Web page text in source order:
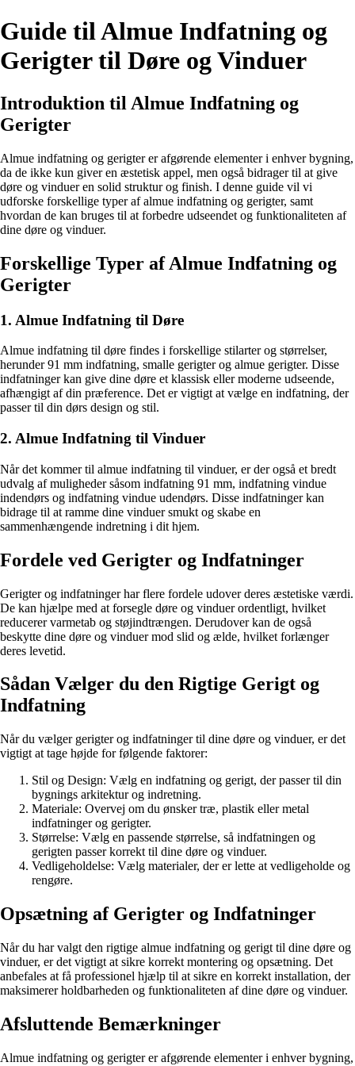
Guide til Almue Indfatning og
Gerigter til Døre og Vinduer
Introduktion til Almue Indfatning og
Gerigter
Almue indfatning og gerigter er afgørende elementer i enhver bygning,
da de ikke kun giver en æstetisk appel, men også bidrager til at give
døre og vinduer en solid struktur og finish. I denne guide vil vi
udforske forskellige typer af almue indfatning og gerigter, samt
hvordan de kan bruges til at forbedre udseendet og funktionaliteten af
dine døre og vinduer.
Forskellige Typer af Almue Indfatning og
Gerigter
1. Almue Indfatning til Døre
Almue indfatning til døre findes i forskellige stilarter og størrelser,
herunder 91 mm indfatning, smalle gerigter og almue gerigter. Disse
indfatninger kan give dine døre et klassisk eller moderne udseende,
afhængigt af din præference. Det er vigtigt at vælge en indfatning, der
passer til din dørs design og stil.
2. Almue Indfatning til Vinduer
Når det kommer til almue indfatning til vinduer, er der også et bredt
udvalg af muligheder såsom indfatning 91 mm, indfatning vindue
indendørs og indfatning vindue udendørs. Disse indfatninger kan
bidrage til at ramme dine vinduer smukt og skabe en
sammenhængende indretning i dit hjem.
Fordele ved Gerigter og Indfatninger
Gerigter og indfatninger har flere fordele udover deres æstetiske værdi.
De kan hjælpe med at forsegle døre og vinduer ordentligt, hvilket
reducerer varmetab og støjindtrængen. Derudover kan de også
beskytte dine døre og vinduer mod slid og ælde, hvilket forlænger
deres levetid.
Sådan Vælger du den Rigtige Gerigt og
Indfatning
Når du vælger gerigter og indfatninger til dine døre og vinduer, er det
vigtigt at tage højde for følgende faktorer:
Stil og Design: Vælg en indfatning og gerigt, der passer til din
bygnings arkitektur og indretning.
Materiale: Overvej om du ønsker træ, plastik eller metal
indfatninger og gerigter.
Størrelse: Vælg en passende størrelse, så indfatningen og
gerigten passer korrekt til dine døre og vinduer.
Vedligeholdelse: Vælg materialer, der er lette at vedligeholde og
rengøre.
Opsætning af Gerigter og Indfatninger
Når du har valgt den rigtige almue indfatning og gerigt til dine døre og
vinduer, er det vigtigt at sikre korrekt montering og opsætning. Det
anbefales at få professionel hjælp til at sikre en korrekt installation, der
maksimerer holdbarheden og funktionaliteten af dine døre og vinduer.
Afsluttende Bemærkninger
Almue indfatning og gerigter er afgørende elementer i enhver bygning,